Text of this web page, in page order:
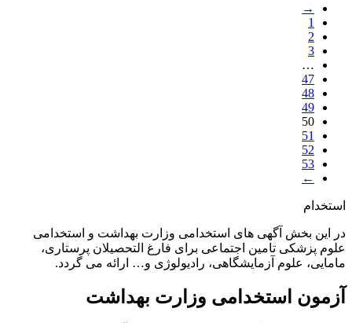
→
1
2
3
…
47
48
49
50
51
52
53
←
استخدام
در این بخش آگهی های استخدامی وزارت بهداشت و استخدامی
علوم پزشکی تامین اجتماعی برای فارغ التحصیلان پرستاری،
مامایی، علوم آزمایشگاهی، رادیولوژی و… ارائه می گردد.
آزمون استخدامی وزارت بهداشت